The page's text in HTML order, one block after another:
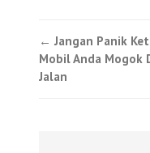
Post
navigation
← Jangan Panik
Mobil Anda Mogok
Jalan